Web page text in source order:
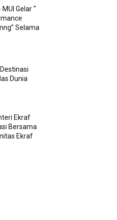
Gelar “
Selama
Dunia
Ekraf
Bersama
Ekraf